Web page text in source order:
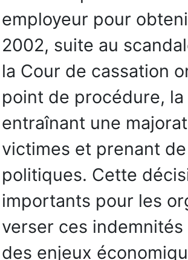
employeur pour
2002, suite au
la Cour de cassation
point de procédure,
entraînant une
victimes et prenant
politiques. Cette
importants pour les
verser ces
des enjeux